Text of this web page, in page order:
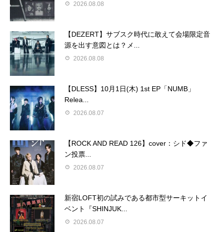
2026.08.08
【DEZERT】サブスク時代に敢えて会場限定音
源を出す意図とは？メ...
2026.08.08
【DLESS】10月1日(木) 1st EP「NUMB」
Relea...
2026.08.07
【ROCK AND READ 126】cover：シド◆ファ
ン投票...
2026.08.07
新宿LOFT初の試みである都市型サーキットイ
ベント『SHINJUK...
2026.08.07